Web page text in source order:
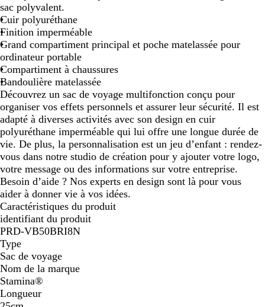
sac polyvalent.
Cuir polyuréthane
Finition imperméable
Grand compartiment principal et poche matelassée pour
ordinateur portable
Compartiment à chaussures
Bandoulière matelassée
Découvrez un sac de voyage multifonction conçu pour
organiser vos effets personnels et assurer leur sécurité. Il est
adapté à diverses activités avec son design en cuir
polyuréthane imperméable qui lui offre une longue durée de
vie. De plus, la personnalisation est un jeu d’enfant : rendez-
vous dans notre studio de création pour y ajouter votre logo,
votre message ou des informations sur votre entreprise.
Besoin d’aide ? Nos experts en design sont là pour vous
aider à donner vie à vos idées.
Caractéristiques du produit
identifiant du produit
PRD-VB50BRI8N
Type
Sac de voyage
Nom de la marque
Stamina®
Longueur